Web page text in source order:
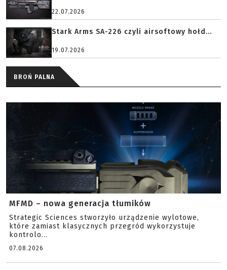
22.07.2026
Stark Arms SA-226 czyli airsoftowy hołd...
19.07.2026
BROŃ PALNA
MFMD – nowa generacja tłumików
Strategic Sciences stworzyło urządzenie wylotowe,
które zamiast klasycznych przegród wykorzystuje
kontrolo...
07.08.2026